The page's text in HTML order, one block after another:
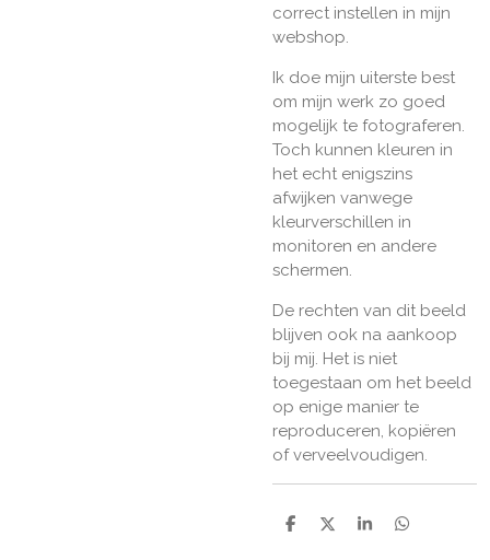
correct instellen in mijn
webshop.
Ik doe mijn uiterste best
om mijn werk zo goed
mogelijk te fotograferen.
Toch kunnen kleuren in
het echt enigszins
afwijken vanwege
kleurverschillen in
monitoren en andere
schermen.
De rechten van dit beeld
blijven ook na aankoop
bij mij. Het is niet
toegestaan om het beeld
op enige manier te
reproduceren, kopiëren
of verveelvoudigen.
D
D
S
D